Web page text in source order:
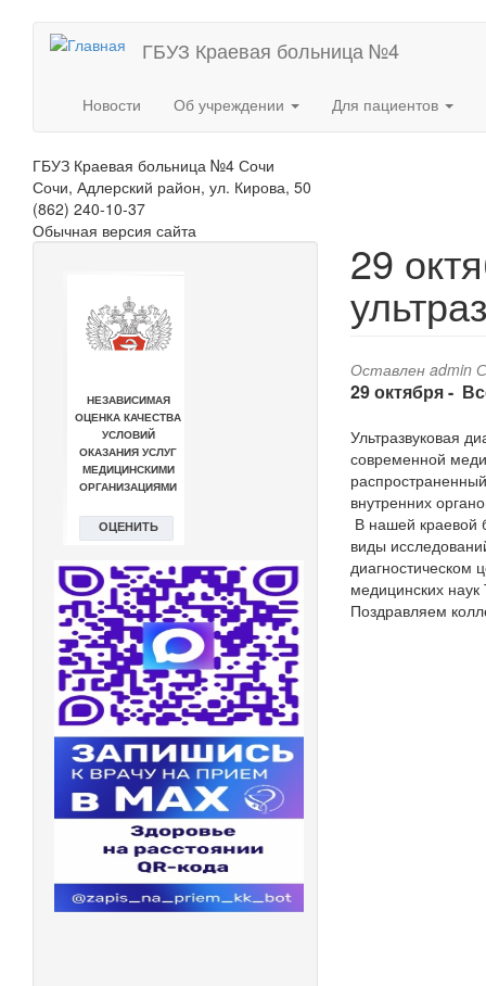
Перейти
содержанию
ГБУЗ Краевая больница №4
Новости Об учреждении Для пациентов
ГБУЗ Краевая больница №4 Сочи
Сочи, Адлерский район, ул. Кирова, 50
(862) 240-10-37
Обычная версия сайта
29
Оставлен admin
29 октября -
Ультразвуковая
современной
внутренних
В нашей краевой
виды
диагностическом
медицинских
Поздравляем